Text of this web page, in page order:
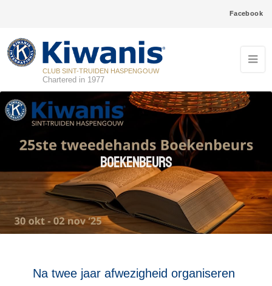
Facebook
CLUB SINT-TRUIDEN HASPENGOUW
Chartered in 1977
Boekenbeurs
Na twee jaar afwezigheid organiseren